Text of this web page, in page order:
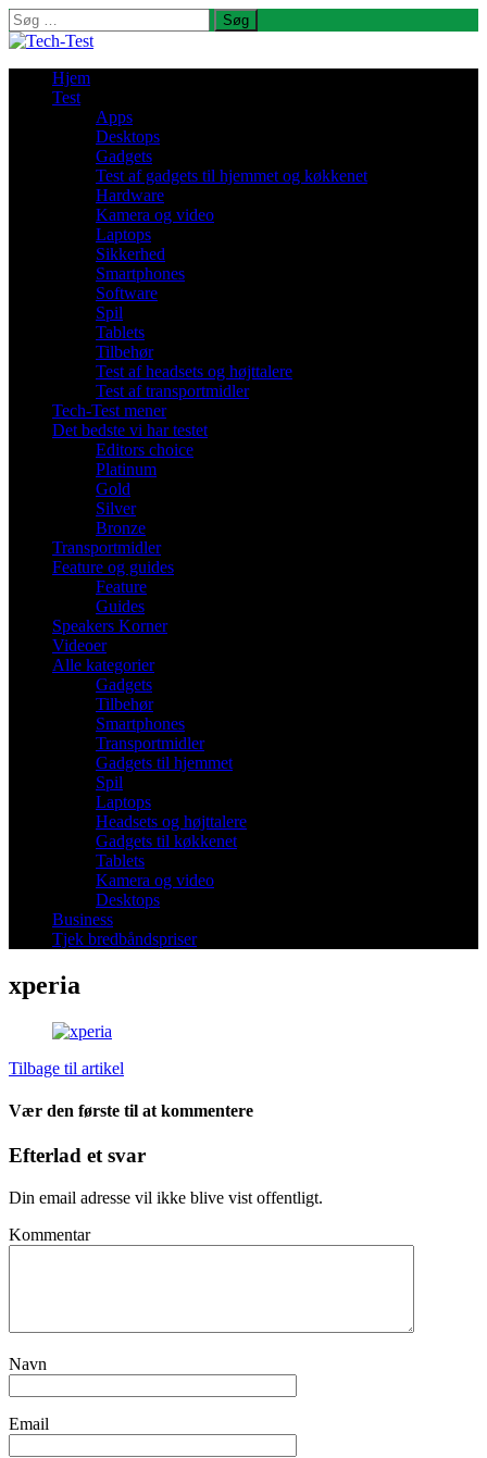
Søg
efter:
Hjem
Test
Apps
Desktops
Gadgets
Test af gadgets til hjemmet og køkkenet
Hardware
Kamera og video
Laptops
Sikkerhed
Smartphones
Software
Spil
Tablets
Tilbehør
Test af headsets og højttalere
Test af transportmidler
Tech-Test mener
Det bedste vi har testet
Editors choice
Platinum
Gold
Silver
Bronze
Transportmidler
Feature og guides
Feature
Guides
Speakers Korner
Videoer
Alle kategorier
Gadgets
Tilbehør
Smartphones
Transportmidler
Gadgets til hjemmet
Spil
Laptops
Headsets og højttalere
Gadgets til køkkenet
Tablets
Kamera og video
Desktops
Business
Tjek bredbåndspriser
xperia
Tilbage til artikel
Vær den første til at kommentere
Efterlad et svar
Din email adresse vil ikke blive vist offentligt.
Kommentar
Navn
Email